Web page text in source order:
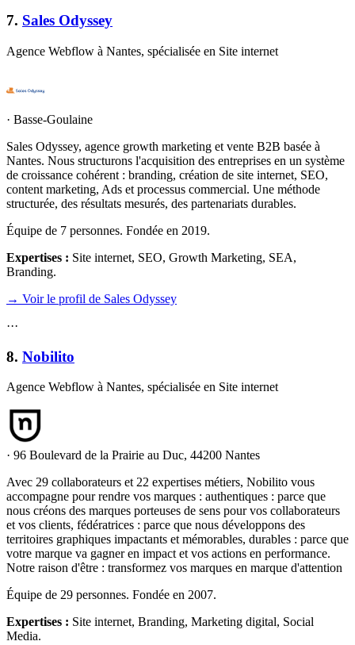
7. Sales Odyssey
Agence Webflow à Nantes, spécialisée en Site internet
· Basse-Goulaine
Sales Odyssey, agence growth marketing et vente B2B basée à
Nantes. Nous structurons l'acquisition des entreprises en un système
de croissance cohérent : branding, création de site internet, SEO,
content marketing, Ads et processus commercial. Une méthode
structurée, des résultats mesurés, des partenariats durables.
Équipe de 7 personnes. Fondée en 2019.
Expertises : Site internet, SEO, Growth Marketing, SEA,
Branding.
→ Voir le profil de Sales Odyssey
···
8. Nobilito
Agence Webflow à Nantes, spécialisée en Site internet
· 96 Boulevard de la Prairie au Duc, 44200 Nantes
Avec 29 collaborateurs et 22 expertises métiers, Nobilito vous
accompagne pour rendre vos marques : authentiques : parce que
nous créons des marques porteuses de sens pour vos collaborateurs
et vos clients, fédératrices : parce que nous développons des
territoires graphiques impactants et mémorables, durables : parce que
votre marque va gagner en impact et vos actions en performance.
Notre raison d'être : transformez vos marques en marque d'attention
Équipe de 29 personnes. Fondée en 2007.
Expertises : Site internet, Branding, Marketing digital, Social
Media.